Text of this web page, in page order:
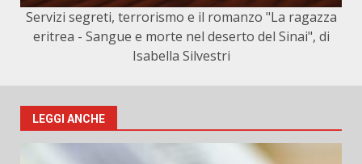
Servizi segreti, terrorismo e il romanzo "La ragazza
eritrea - Sangue e morte nel deserto del Sinai", di
Isabella Silvestri
LEGGI ANCHE